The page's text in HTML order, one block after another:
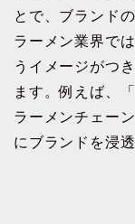
とで、ブランド
ラーメン業界で
うイメージがつ
ます。例えば、
ラーメンチェー
にブランドを浸